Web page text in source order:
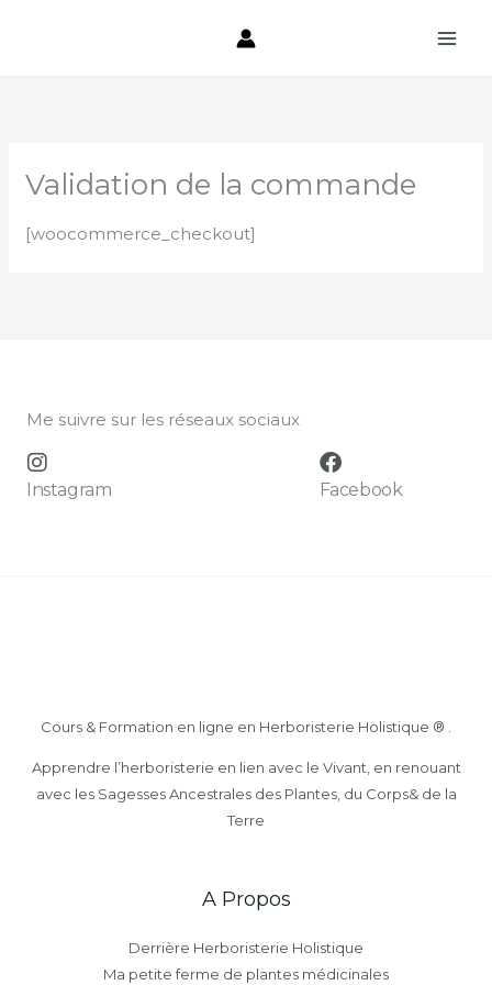
Validation de la commande
[woocommerce_checkout]
Me suivre sur les réseaux sociaux
Instagram Facebook
Cours & Formation en ligne en Herboristerie Holistique ® .
Apprendre l’herboristerie en lien avec le Vivant, en renouant
avec les Sagesses Ancestrales des Plantes, du Corps& de la
Terre
A Propos
Derrière Herboristerie Holistique
Ma petite ferme de plantes médicinales